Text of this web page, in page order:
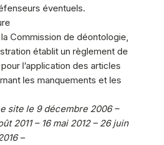
éventuels.
Commission de déontologie,
établit un règlement de
l’application des articles
les manquements et les
site le 9 décembre 2006 –
2011 – 16 mai 2012 – 26 juin
–